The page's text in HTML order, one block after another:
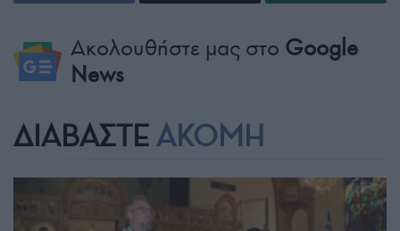
Ακολουθήστε μας στο Google
News
ΔΙΑΒΑΣΤΕ ΑΚΟΜΗ